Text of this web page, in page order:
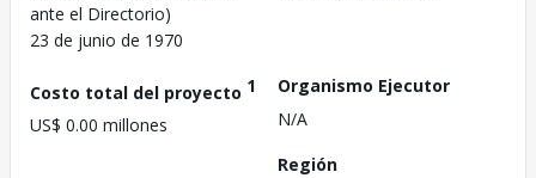
ante el Directorio)
23 de junio de 1970
Costo total del proyecto 1
US$ 0.00 millones
Organismo Ejecutor
N/A
Región